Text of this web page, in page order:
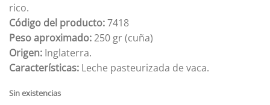
rico.
Código del producto:7418
Peso aproximado:250 gr (cuña)
Origen: Inglaterra.
Características: Leche pasteurizada de vaca.
Sin existencias